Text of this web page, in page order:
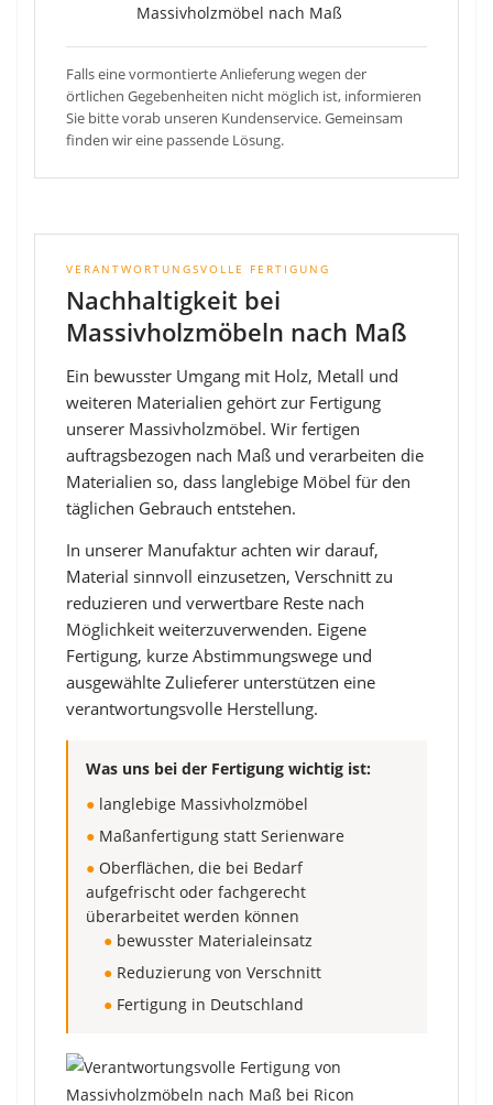
Falls eine vormontierte Anlieferung wegen der
örtlichen Gegebenheiten nicht möglich ist, informieren
Sie bitte vorab unseren Kundenservice. Gemeinsam
finden wir eine passende Lösung.
VERANTWORTUNGSVOLLE FERTIGUNG
Nachhaltigkeit bei
Massivholzmöbeln nach Maß
Ein bewusster Umgang mit Holz, Metall und
weiteren Materialien gehört zur Fertigung
unserer Massivholzmöbel. Wir fertigen
auftragsbezogen nach Maß und verarbeiten die
Materialien so, dass langlebige Möbel für den
täglichen Gebrauch entstehen.
In unserer Manufaktur achten wir darauf,
Material sinnvoll einzusetzen, Verschnitt zu
reduzieren und verwertbare Reste nach
Möglichkeit weiterzuverwenden. Eigene
Fertigung, kurze Abstimmungswege und
ausgewählte Zulieferer unterstützen eine
verantwortungsvolle Herstellung.
Was uns bei der Fertigung wichtig ist:
● langlebige Massivholzmöbel
● Maßanfertigung statt Serienware
● Oberflächen, die bei Bedarf
aufgefrischt oder fachgerecht
überarbeitet werden können
● bewusster Materialeinsatz
● Reduzierung von Verschnitt
● Fertigung in Deutschland